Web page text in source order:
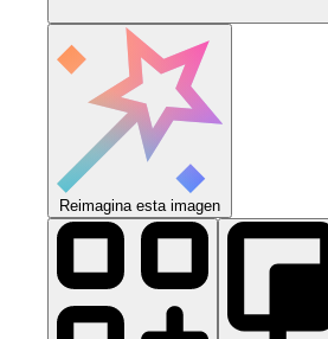
Reimagina esta imagen